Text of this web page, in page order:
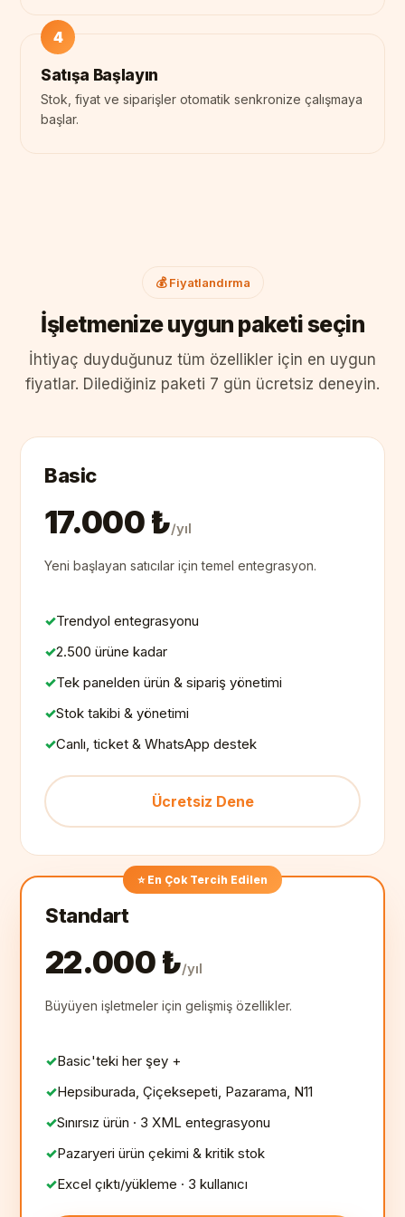
Satışa Başlayın
Stok, fiyat ve siparişler otomatik senkronize çalışmaya
başlar.
💰 Fiyatlandırma
İşletmenize uygun paketi seçin
İhtiyaç duyduğunuz tüm özellikler için en uygun
fiyatlar. Dilediğiniz paketi 7 gün ücretsiz deneyin.
Basic
17.000 ₺/yıl
Yeni başlayan satıcılar için temel entegrasyon.
Trendyol entegrasyonu
2.500 ürüne kadar
Tek panelden ürün & sipariş yönetimi
Stok takibi & yönetimi
Canlı, ticket & WhatsApp destek
Ücretsiz Dene
⭐ En Çok Tercih Edilen
Standart
22.000 ₺/yıl
Büyüyen işletmeler için gelişmiş özellikler.
Basic'teki her şey +
Hepsiburada, Çiçeksepeti, Pazarama, N11
Sınırsız ürün · 3 XML entegrasyonu
Pazaryeri ürün çekimi & kritik stok
Excel çıktı/yükleme · 3 kullanıcı